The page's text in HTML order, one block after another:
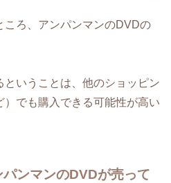
ころ、アンパンマンのDVDの
いうことは、他のショッピン
）でも購入できる可能性が高い
ンマンのDVDが売って